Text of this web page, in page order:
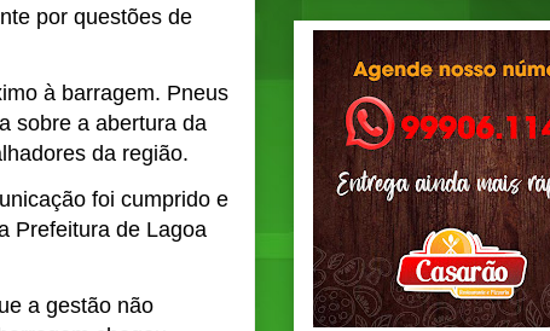
por questões de
à barragem. Pneus
sobre a abertura da
da região.
foi cumprido e
Prefeitura de Lagoa
a gestão não